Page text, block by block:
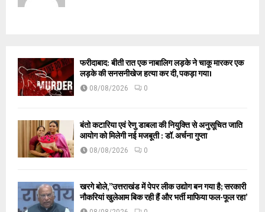
फरीदाबाद: बीती रात एक नाबालिग लड़के ने चाकू मारकर एक
लड़के की सनसनीखेज हत्या कर दी, पकड़ा गया।
08/08/2026 0
बंतो कटारिया एवं रेणु डाबला की नियुक्ति से अनुसूचित जाति
आयोग को मिलेगी नई मजबूती : डॉ. अर्चना गुप्ता
08/08/2026 0
खरगे बोले,”उत्तराखंड में पेपर लीक उद्योग बन गया है; सरकारी
नौकरियां खुलेआम बिक रही हैं और भर्ती माफिया फल-फूल रहा’